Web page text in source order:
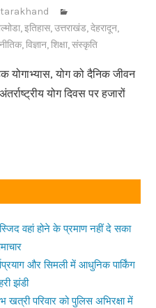
,इतिहास,उत्तराखंड,देहरादून,
,विज्ञान,शिक्षा,संस्कृति
योगाभ्यास, योग को दैनिक जीवन
योग दिवस पर हजारों
वहां होने के प्रमाण नहीं दे सका
और सिमली में आधुनिक पार्किंग
झंडी
खत्री परिवार को पुलिस अभिरक्षा में